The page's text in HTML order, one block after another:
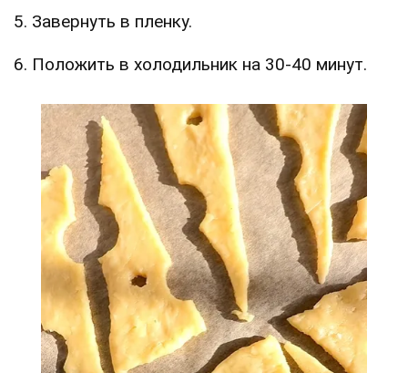
5. Завернуть в пленку.
6. Положить в холодильник на 30-40 минут.